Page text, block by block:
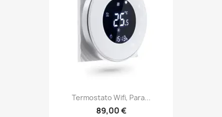
Termostato Wifi, Para...
89,00 €